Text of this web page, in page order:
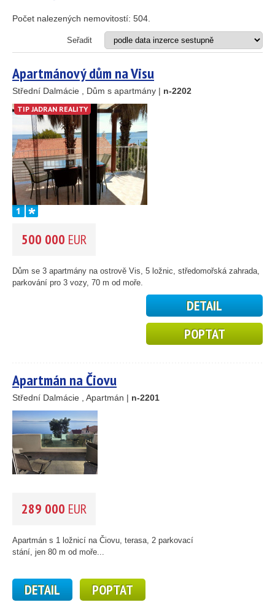
Restaurace
Stavební pozemek
m
OBLAST(můžete vybrat více položek)
Istrie (3)
Kvarner (12)
Severní Dalmácie (195)
Střední Dalmácie (264)
Jižní Dalmácie (30)
Počet nalezených nemovitostí: 504
Seřadit
Apartmánový dům na Visu
Střední Dalmácie , Dům s apartmány | n-2202
TIP JADRAN REALITY
500 000 EUR
Dům se 3 apartmány na ostrově Vis, 5 ložnic, středomořská zahrada,
parkování pro 3 vozy, 70 m od moře.
DETAIL
POPTAT
Apartmán na Čiovu
Střední Dalmácie , Apartmán | n-2201
289 000 EUR
Apartmán s 1 ložnicí na Čiovu, terasa, 2 parkovací
stání, jen 80 m od moře...
DETAIL POPTAT